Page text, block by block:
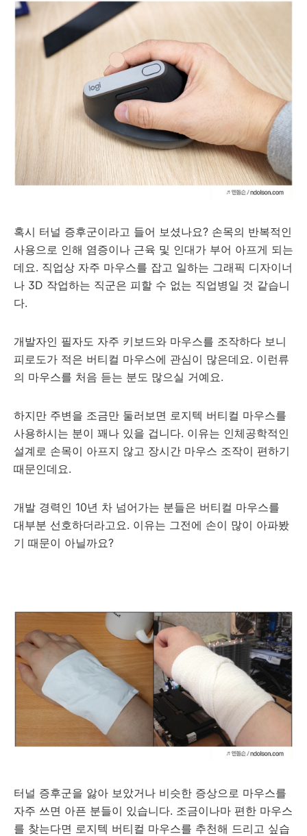
혹시 터널 증후군이라고 들어 보셨나요? 손목의 반복적인
사용으로 인해 염증이나 근육 및 인대가 부어 아프게 되는
데요. 직업상 자주 마우스를 잡고 일하는 그래픽 디자이너
나 3D 작업하는 직군은 피할 수 없는 직업병일 것 같습니
다.
개발자인 필자도 자주 키보드와 마우스를 조작하다 보니
피로도가 적은 버티컬 마우스에 관심이 많은데요. 이런류
의 마우스를 처음 듣는 분도 많으실 거예요.
하지만 주변을 조금만 둘러보면 로지텍 버티컬 마우스를
사용하시는 분이 꽤나 있을 겁니다. 이유는 인체공학적인
설계로 손목이 아프지 않고 장시간 마우스 조작이 편하기
때문인데요.
개발 경력인 10년 차 넘어가는 분들은 버티컬 마우스를
대부분 선호하더라고요. 이유는 그전에 손이 많이 아파봤
기 때문이 아닐까요?
터널 증후군을 앓아 보았거나 비슷한 증상으로 마우스를
자주 쓰면 아픈 분들이 있습니다. 조금이나마 편한 마우스
를 찾는다면 로지텍 버티컬 마우스를 추천해 드리고 싶습